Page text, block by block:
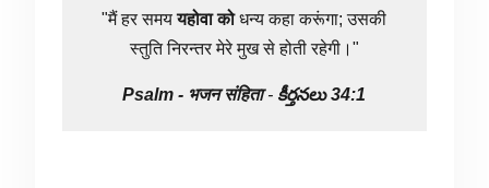
"मैं हर समययहोवा कोधन्य कहा करूंगा; उसकी
स्तुति निरन्तर मेरे मुख से होती रहेगी।"
Psalm - भजन संहिता- కీర్తనలు 34:1